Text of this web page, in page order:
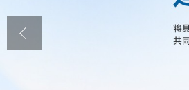
在线留言